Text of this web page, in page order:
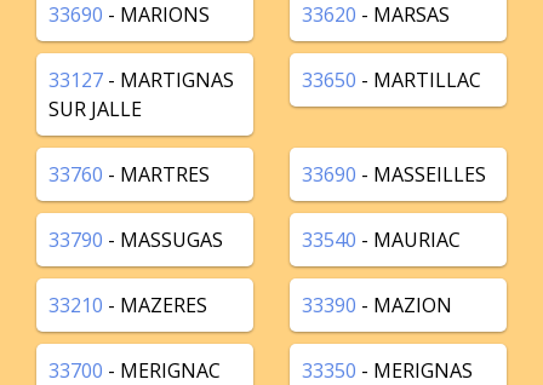
33690 - MARIONS 33620 - MARSAS
33127 - MARTIGNAS
SUR JALLE
33650 - MARTILLAC
33760 - MARTRES 33690 - MASSEILLES
33790 - MASSUGAS 33540 - MAURIAC
33210 - MAZERES 33390 - MAZION
33700 - MERIGNAC 33350 - MERIGNAS